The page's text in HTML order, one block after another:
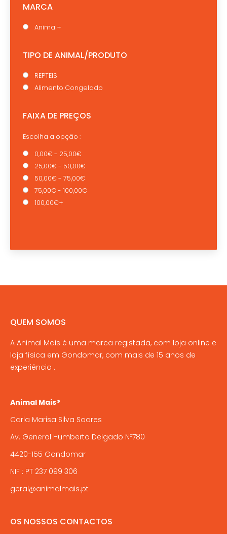
MARCA
Animal+
TIPO DE ANIMAL/PRODUTO
REPTEIS
Alimento Congelado
FAIXA DE PREÇOS
Escolha a opção :
0,00€ - 25,00€
25,00€ - 50,00€
50,00€ - 75,00€
75,00€ - 100,00€
100,00€+
QUEM SOMOS
A Animal Mais é uma marca registada, com loja online e
loja física em Gondomar, com mais de 15 anos de
experiência .
Animal Mais®
Carla Marisa Silva Soares
Av. General Humberto Delgado Nº780
4420-155 Gondomar
NIF : PT 237 099 306
geral@animalmais.pt
OS NOSSOS CONTACTOS